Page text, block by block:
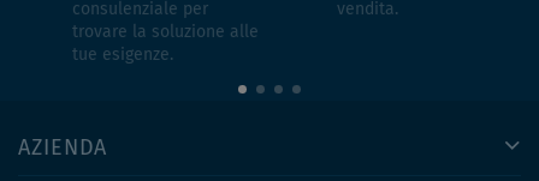
consulenziale per
trovare la soluzione alle
tue esigenze.
vendita.
AZIENDA